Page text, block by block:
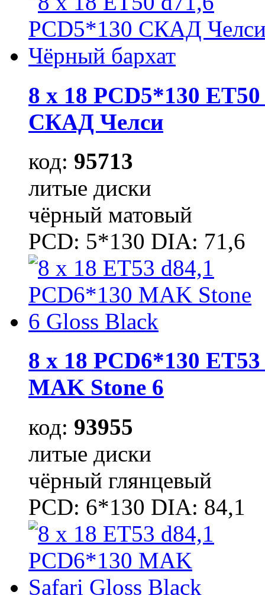
8 x 18 PCD5*130
СКАД Челси
код: 95713
литые диски
чёрный матовый
PCD: 5*130 DIA: 71,6
8 x 18 PCD6*130
MAK Stone 6
код: 93955
литые диски
чёрный глянцевый
PCD: 6*130 DIA: 84,1